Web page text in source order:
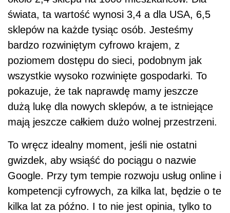
świata, ta wartość wynosi 3,4 a dla USA, 6,5
sklepów na każde tysiąc osób. Jesteśmy
bardzo rozwiniętym cyfrowo krajem, z
poziomem dostępu do sieci, podobnym jak
wszystkie wysoko rozwinięte gospodarki. To
pokazuje, że tak naprawdę mamy jeszcze
dużą lukę dla nowych sklepów, a te istniejące
mają jeszcze całkiem dużo wolnej przestrzeni.
To wręcz idealny moment, jeśli nie ostatni
gwizdek, aby wsiąść do pociągu o nazwie
Google. Przy tym tempie rozwoju usług online i
kompetencji cyfrowych, za kilka lat, będzie o te
kilka lat za późno. I to nie jest opinia, tylko to